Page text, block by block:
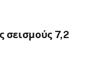
σεισμούς 7,2